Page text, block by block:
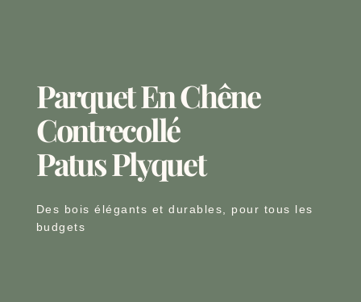
Parquet En Chêne
Contrecollé
Patus Plyquet
Des bois élégants et durables, pour tous les
budgets